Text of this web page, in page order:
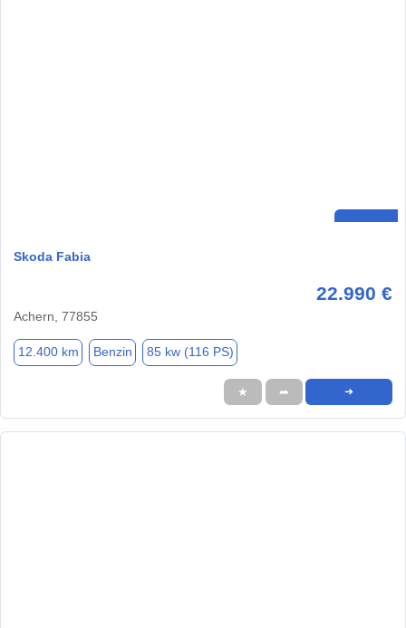
Skoda Fabia
22.990 €
Achern, 77855
12.400 km Benzin 85 kw (116 PS)
★ ➦ ➜